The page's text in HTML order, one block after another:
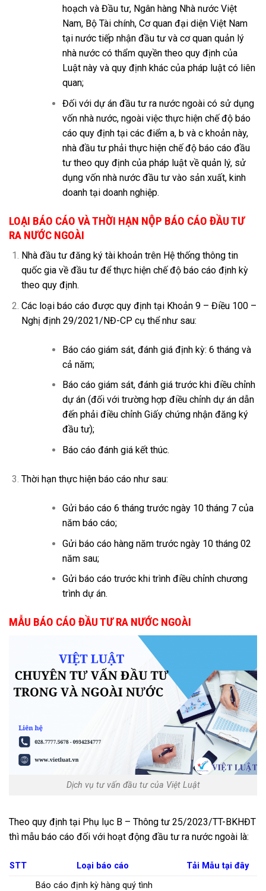
hoạch và Đầu tư, Ngân hàng Nhà nước Việt
Nam, Bộ Tài chính, Cơ quan đại diện Việt Nam
tại nước tiếp nhận đầu tư và cơ quan quản lý
nhà nước có thẩm quyền theo quy định của
Luật này và quy định khác của pháp luật có liên
quan;
Đối với dự án đầu tư ra nước ngoài có sử dụng
vốn nhà nước, ngoài việc thực hiện chế độ báo
cáo quy định tại các điểm a, b và c khoản này,
nhà đầu tư phải thực hiện chế độ báo cáo đầu
tư theo quy định của pháp luật về quản lý, sử
dụng vốn nhà nước đầu tư vào sản xuất, kinh
doanh tại doanh nghiệp.
LOẠI BÁO CÁO VÀ THỜI HẠN NỘP BÁO CÁO ĐẦU TƯ
RA NƯỚC NGOÀI
Nhà đầu tư đăng ký tài khoản trên Hệ thống thông tin
quốc gia về đầu tư để thực hiện chế độ báo cáo định kỳ
theo quy định.
Các loại báo cáo được quy định tại Khoản 9 – Điều 100 –
Nghị định 29/2021/NĐ-CP cụ thể như sau:
Báo cáo giám sát, đánh giá định kỳ: 6 tháng và
cả năm;
Báo cáo giám sát, đánh giá trước khi điều chỉnh
dự án (đối với trường hợp điều chỉnh dự án dẫn
đến phải điều chỉnh Giấy chứng nhận đăng ký
đầu tư);
Báo cáo đánh giá kết thúc.
Thời hạn thực hiện báo cáo như sau:
Gửi báo cáo 6 tháng trước ngày 10 tháng 7 của
năm báo cáo;
Gửi báo cáo hàng năm trước ngày 10 tháng 02
năm sau;
Gửi báo cáo trước khi trình điều chỉnh chương
trình dự án.
MẪU BÁO CÁO ĐẦU TƯ RA NƯỚC NGOÀI
Dịch vụ tư vấn đầu tư của Việt Luật
Theo quy định tại Phụ lục B – Thông tư 25/2023/TT-BKHĐT
thì mẫu báo cáo đối với hoạt động đầu tư ra nước ngoài là:
STT Loại báo cáo Tải Mẫu tại đây
Báo cáo định kỳ hàng quý tình